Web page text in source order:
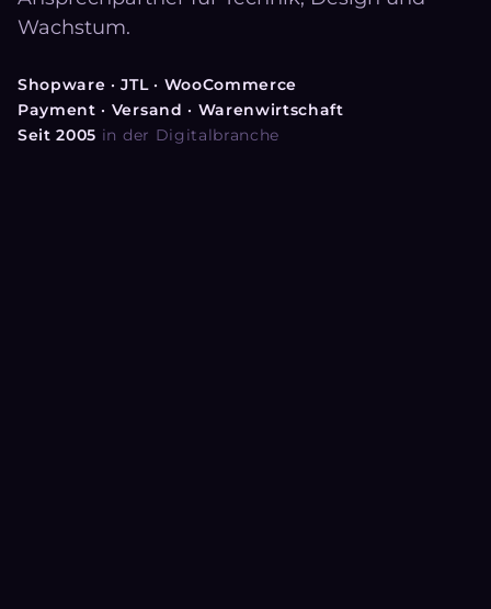
Wachstum.
Shopware · JTL · WooCommerce
Payment · Versand · Warenwirtschaft
Seit 2005 in der Digitalbranche